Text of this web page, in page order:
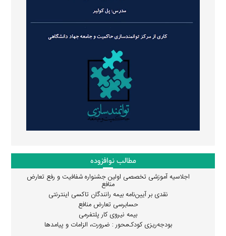
مطالب نوافزوده
اجلاسیه آموزشی تخصصی اولین جشنواره شفافیت و رفع تعارض
منافع
نقدی بر آیین‌نامه بیمه رانندگان تاکسی اینترنتی
حسابرسی تعارض منافع
بیمه نیروی کار پلتفرمی
بودجه‌ریزی کودک‌محور : ضرورت، الزامات و پیامدها